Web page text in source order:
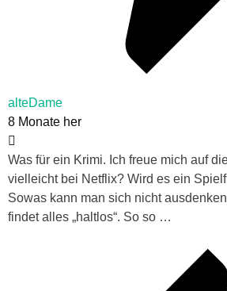
alteDame
8 Monate her
Was für ein Krimi. Ich freue mich auf
vielleicht bei Netflix? Wird es ein
Sowas kann man sich nicht
findet alles „haltlos“. So so …